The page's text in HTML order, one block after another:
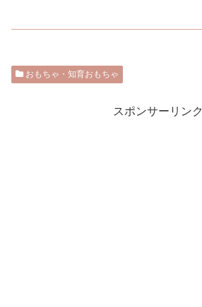
おもちゃ・知育おもちゃ
スポンサーリンク